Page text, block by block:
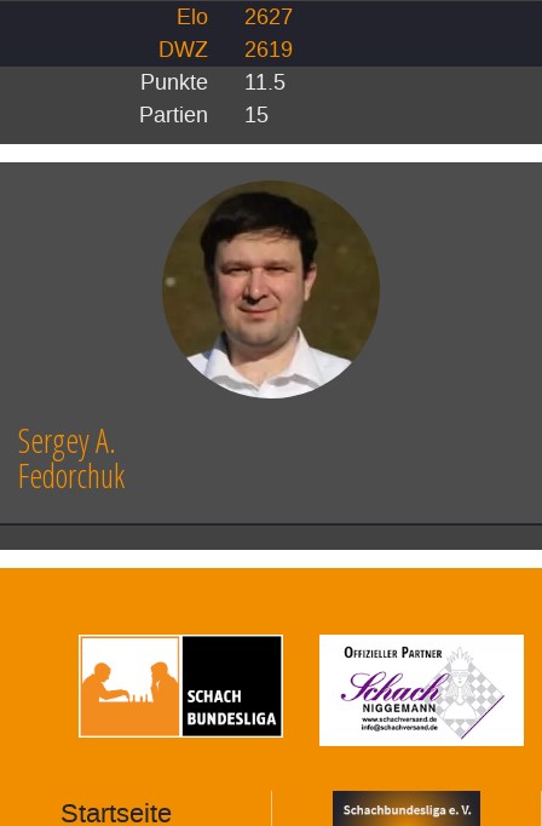
Elo
2627
DWZ
2619
Punkte
11.5
Partien
15
Sergey A.
Fedorchuk
Startseite